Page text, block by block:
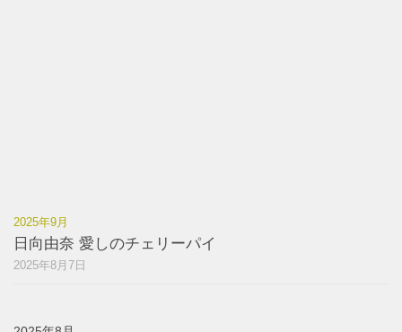
2025年9月
日向由奈 愛しのチェリーパイ
2025年8月7日